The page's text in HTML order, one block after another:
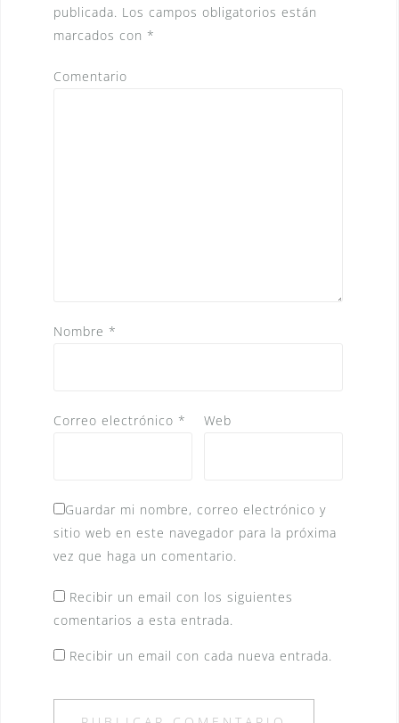
publicada. Los campos obligatorios están
marcados con *
Comentario
Nombre *
Correo electrónico * Web
Guardar mi nombre, correo electrónico y
sitio web en este navegador para la próxima
vez que haga un comentario.
Recibir un email con los siguientes
comentarios a esta entrada.
Recibir un email con cada nueva entrada.